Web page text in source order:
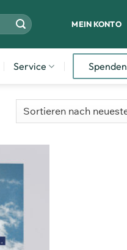
MEIN KONTO
Service Spenden
Zum
Merkzettel